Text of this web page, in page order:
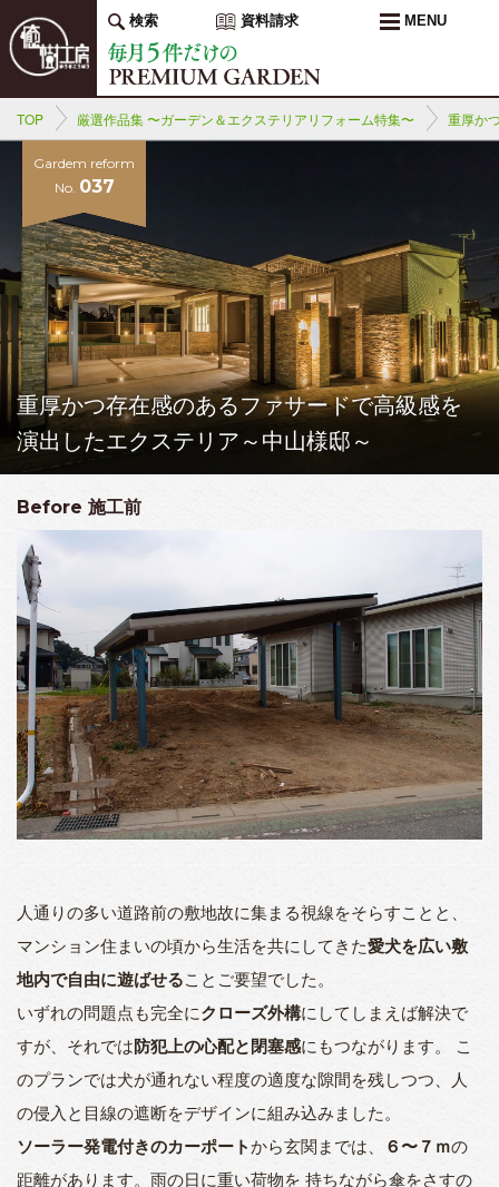
検索 資料請求 MENU
TOP 厳選作品集 〜ガーデン＆エクステリアリフォーム特集〜 重厚か
Gardem reform
No. 037
重厚かつ存在感のあるファサードで高級感を
演出したエクステリア～中山様邸～
Before 施工前
人通りの多い道路前の敷地故に集まる視線をそらすことと、
マンション住まいの頃から生活を共にしてきた愛犬を広い敷
地内で自由に遊ばせることご要望でした。
いずれの問題点も完全にクローズ外構にしてしまえば解決で
すが、それでは防犯上の心配と閉塞感にもつながります。 こ
のプランでは犬が通れない程度の適度な隙間を残しつつ、人
の侵入と目線の遮断をデザインに組み込みました。
ソーラー発電付きのカーポートから玄関までは、 ６〜７ｍの
距離があります。雨の日に重い荷物を 持ちながら傘をさすの